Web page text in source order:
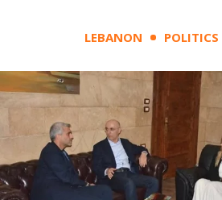
LEBANON POLITICS